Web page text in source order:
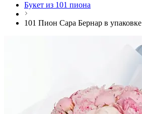
Букет из 101 пиона
101 Пион Сара Бернар в упаковке